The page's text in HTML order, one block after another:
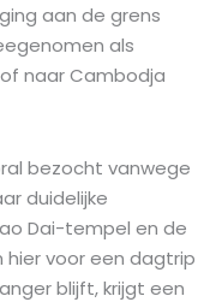
aan de grens
als
naar Cambodja
bezocht vanwege
duidelijke
Dai-tempel en de
hier voor een dagtrip
blijft, krijgt een